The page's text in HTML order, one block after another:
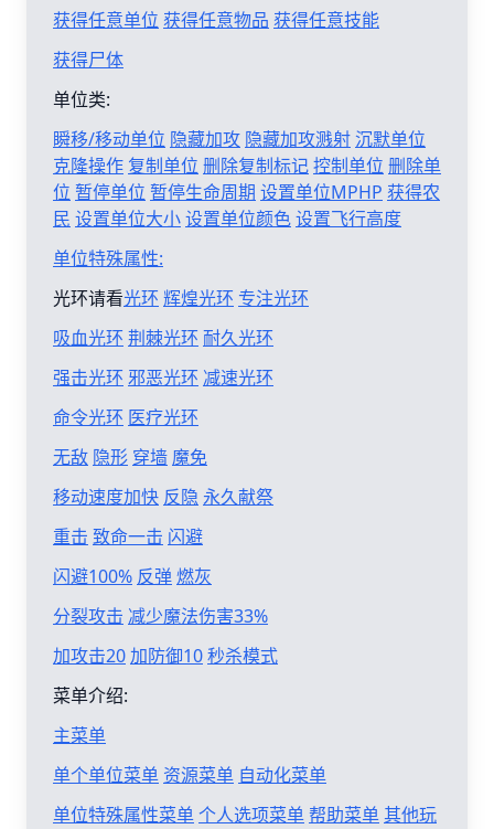
获得任意单位 获得任意物品 获得任意技能
获得尸体
单位类:
瞬移/移动单位 隐藏加攻 隐藏加攻溅射沉默单位
克隆操作 复制单位 删除复制标记控制单位 删除单
位 暂停单位 暂停生命周期 设置单位MPHP 获得农
民 设置单位大小设置单位颜色设置飞行高度
单位特殊属性:
光环请看光环 辉煌光环 专注光环
吸血光环 荆棘光环 耐久光环
强击光环 邪恶光环 减速光环
命令光环 医疗光环
无敌 隐形 穿墙 魔免
移动速度加快 反隐 永久献祭
重击 致命一击 闪避
闪避100% 反弹燃灰
分裂攻击 减少魔法伤害33%
加攻击20加防御10秒杀模式
菜单介绍:
主菜单
单个单位菜单 资源菜单 自动化菜单
单位特殊属性菜单个人选项菜单帮助菜单其他玩